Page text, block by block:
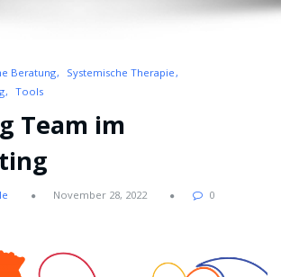
Beratung
Systemische Therapie
Tools
Team im
November 28, 2022 0